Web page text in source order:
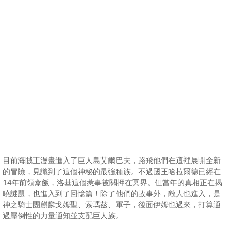
目前海賊王漫畫進入了巨人島艾爾巴夫，路飛他們在這裡展開全新
的冒險，見識到了這個神秘的最強種族。不過國王哈拉爾德已經在
14年前領盒飯，洛基這個惹事被關押在冥界。但當年的真相正在揭
曉謎題，也進入到了回憶篇！除了他們的故事外，敵人也進入，是
神之騎士團麒麟戈姆聖、索瑪茲、軍子，後面伊姆也過來，打算通
過壓倒性的力量通知並支配巨人族。